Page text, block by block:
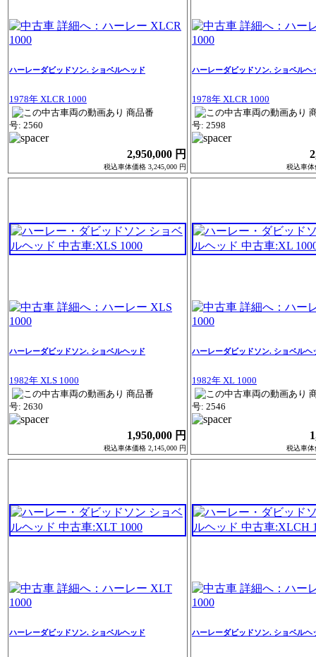
ハーレーダビッドソン. ショベルヘッド
1978年 XLCR 1000
商品番
号: 2560
2,950,000 円
税込車体価格 3,245,000 円
ハーレーダビッドソン. ショベルヘ
1978年 XLCR 1000
号: 2598
税込車体
ハーレーダビッドソン. ショベルヘッド
1982年 XLS 1000
商品番
号: 2630
1,950,000 円
税込車体価格 2,145,000 円
ハーレーダビッドソン. ショベルヘ
1982年 XL 1000
号: 2546
税込車体
ハーレーダビッドソン. ショベルヘッド ハーレーダビッドソン. ショベルヘ